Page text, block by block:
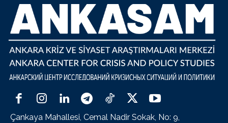
Çankaya Mahallesi, Cemal Nadir Sokak, No: 9,